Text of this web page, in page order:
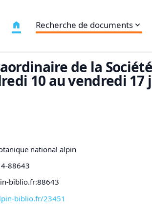
Recherche de documents
de la
10 au vendredi 17
national alpin
88643
biblio.fr:88643
biblio.fr/23451